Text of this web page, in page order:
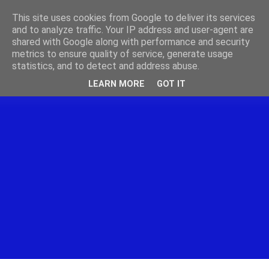
This site uses cookies from Google to deliver its services
and to analyze traffic. Your IP address and user-agent are
shared with Google along with performance and security
metrics to ensure quality of service, generate usage
statistics, and to detect and address abuse.
LEARN MORE GOT IT